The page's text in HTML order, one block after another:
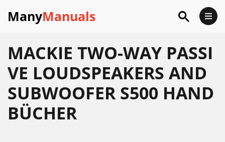
ManyManuals
MACKIE TWO-WAY PASSI
VE LOUDSPEAKERS AND
SUBWOOFER S500 HAND
BÜCHER